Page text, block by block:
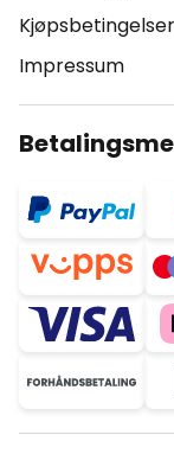
Kjøpsbetingelser
Impressum